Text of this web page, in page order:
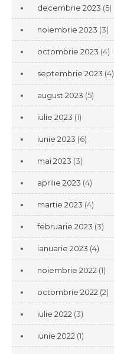
decembrie 2023 (5)
noiembrie 2023 (3)
octombrie 2023 (4)
septembrie 2023 (4)
august 2023 (5)
iulie 2023 (1)
iunie 2023 (6)
mai 2023 (3)
aprilie 2023 (4)
martie 2023 (4)
februarie 2023 (3)
ianuarie 2023 (4)
noiembrie 2022 (1)
octombrie 2022 (2)
iulie 2022 (3)
iunie 2022 (1)